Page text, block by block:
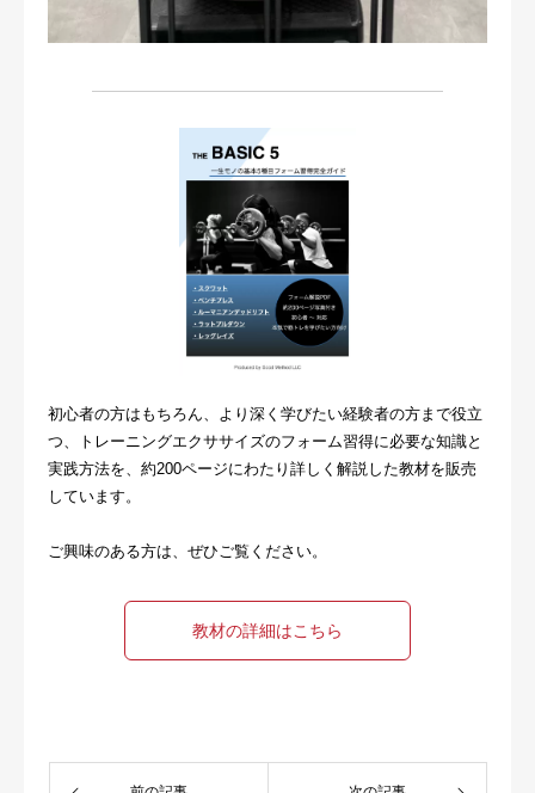
初心者の方はもちろん、より深く学びたい経験者の方まで役立
つ、トレーニングエクササイズのフォーム習得に必要な知識と
実践方法を、約200ページにわたり詳しく解説した教材を販売
しています。
ご興味のある方は、ぜひご覧ください。
教材の詳細はこちら